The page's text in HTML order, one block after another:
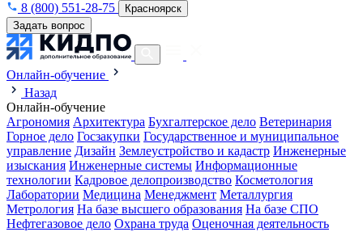
8 (800) 551-28-75
Красноярск
Задать вопрос
Онлайн-обучение
Назад
Онлайн-обучение
Агрономия Архитектура Бухгалтерское дело Ветеринария
Горное дело Госзакупки Государственное и муниципальное
управление Дизайн Землеустройство и кадастр Инженерные
изыскания Инженерные системы Информационные
технологии Кадровое делопроизводство Косметология
Лаборатории Медицина Менеджмент Металлургия
Метрология На базе высшего образования На базе СПО
Нефтегазовое дело Охрана труда Оценочная деятельность